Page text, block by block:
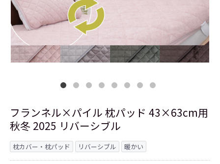
フランネル×パイル 枕パッド 43×63cm用
秋冬 2025 リバーシブル
枕カバー・枕パッド リバーシブル 暖かい